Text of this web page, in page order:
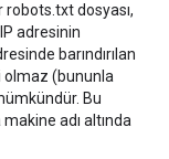
robots.txt dosyası,
adresinin
barındırılan
(bununla
Bu
adı altında